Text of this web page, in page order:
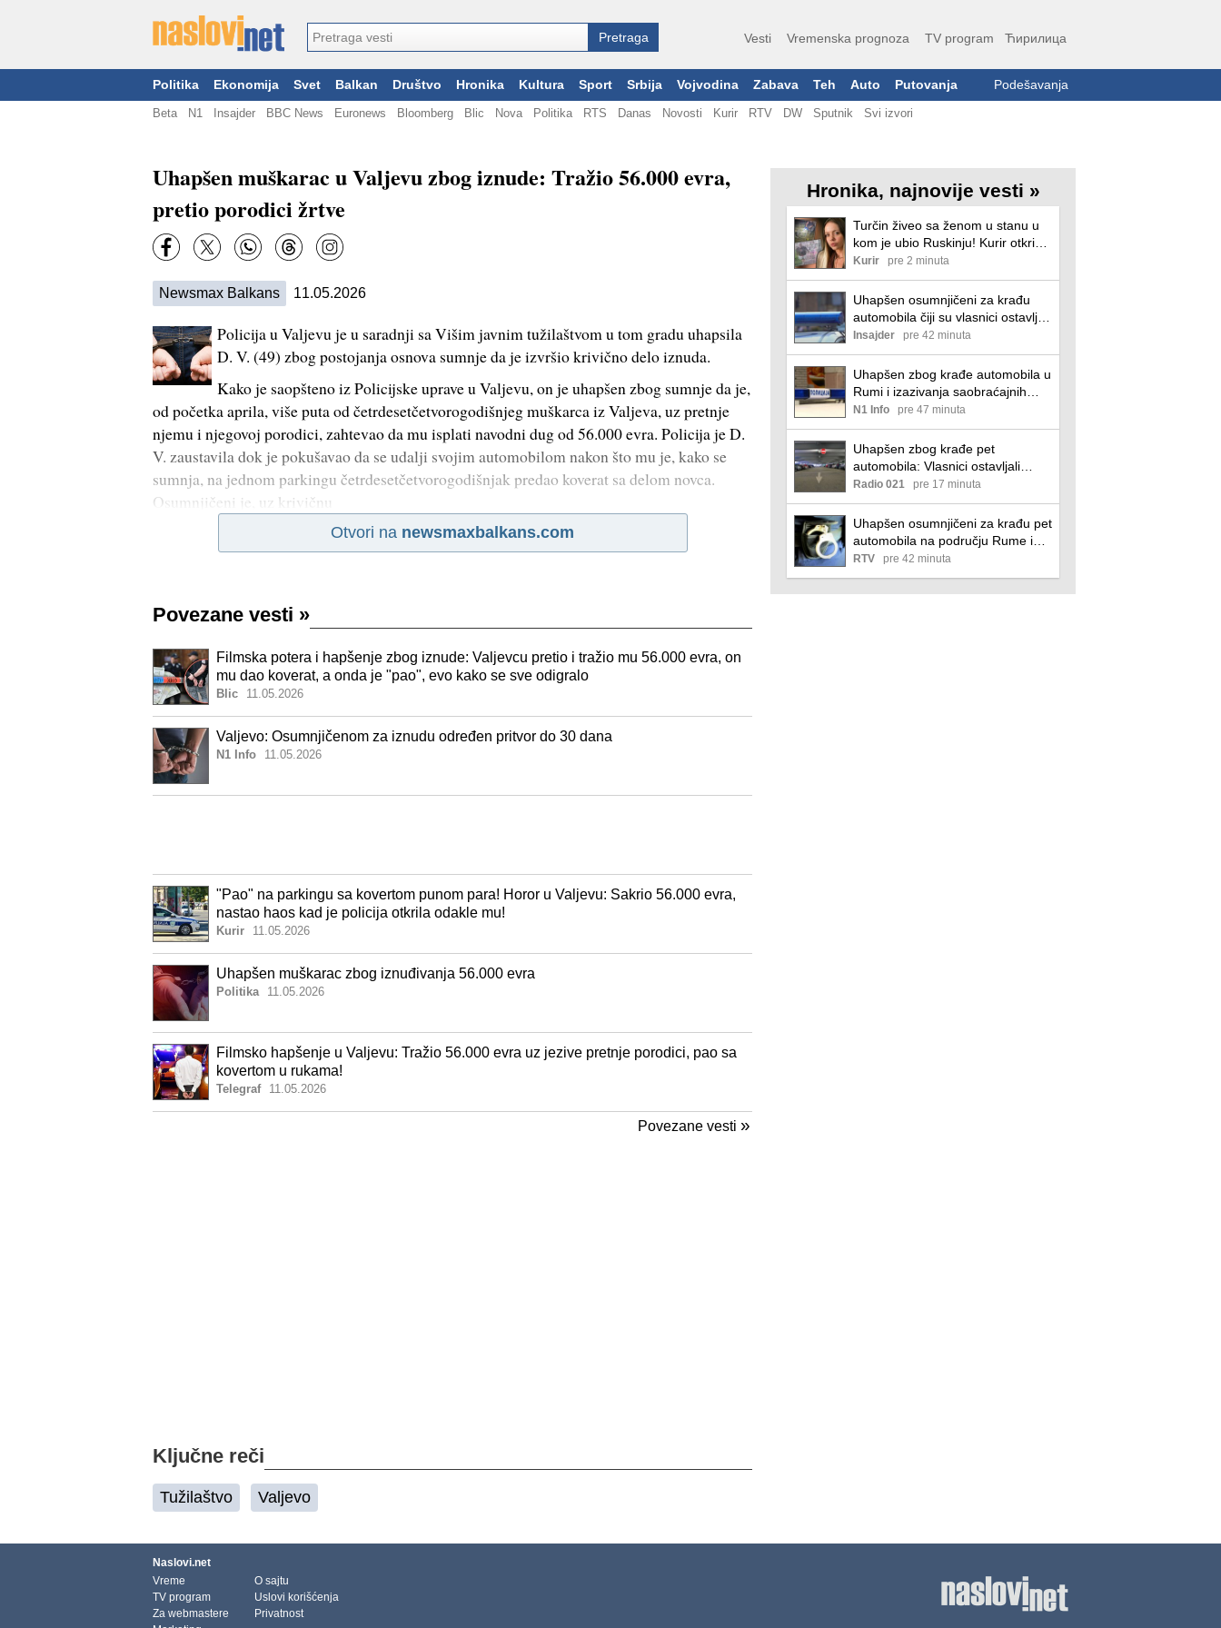
Vesti Vremenska prognoza TV program Ћирилица
Politika Ekonomija Svet Balkan Društvo Hronika Kultura Sport Srbija Vojvodina Zabava Teh Auto Putovanja Podešavanja
Beta N1 Insajder BBC News Euronews Bloomberg Blic Nova Politika RTS Danas Novosti Kurir RTV DW Sputnik Svi izvori
Uhapšen muškarac u Valjevu zbog iznude: Tražio 56.000 evra,
pretio porodici žrtve
Newsmax Balkans 11.05.2026
Policija u Valjevu je u saradnji sa Višim javnim tužilaštvom u tom gradu uhapsila
D. V. (49) zbog postojanja osnova sumnje da je izvršio krivično delo iznuda.
Kako je saopšteno iz Policijske uprave u Valjevu, on je uhapšen zbog sumnje da je,
od početka aprila, više puta od četrdesetčetvorogodišnjeg muškarca iz Valjeva, uz pretnje
njemu i njegovoj porodici, zahtevao da mu isplati navodni dug od 56.000 evra. Policija je D.
V. zaustavila dok je pokušavao da se udalji svojim automobilom nakon što mu je, kako se
sumnja, na jednom parkingu četrdesetčetvorogodišnjak predao koverat sa delom novca.
Osumnjičeni je, uz krivičnu
Otvori na newsmaxbalkans.com
Povezane vesti »
Filmska potera i hapšenje zbog iznude: Valjevcu pretio i tražio mu 56.000 evra, on
mu dao koverat, a onda je "pao", evo kako se sve odigralo
Blic 11.05.2026
Valjevo: Osumnjičenom za iznudu određen pritvor do 30 dana
N1 Info 11.05.2026
"Pao" na parkingu sa kovertom punom para! Horor u Valjevu: Sakrio 56.000 evra,
nastao haos kad je policija otkrila odakle mu!
Kurir 11.05.2026
Uhapšen muškarac zbog iznuđivanja 56.000 evra
Politika 11.05.2026
Filmsko hapšenje u Valjevu: Tražio 56.000 evra uz jezive pretnje porodici, pao sa
kovertom u rukama!
Telegraf 11.05.2026
Povezane vesti »
Ključne reči
Tužilaštvo Valjevo
Hronika, najnovije vesti »
Turčin živeo sa ženom u stanu u
kom je ubio Ruskinju! Kurir otkriva
šta je sve osumnjičeni radio do
hapšenja - hladnokrvno!
Kurir pre 2 minuta
Uhapšen osumnjičeni za krađu
automobila čiji su vlasnici ostavljali
ključeve u kontakt-bravi
Insajder pre 42 minuta
Uhapšen zbog krađe automobila u
Rumi i izazivanja saobraćajnih
nesreća
N1 Info pre 47 minuta
Uhapšen zbog krađe pet
automobila: Vlasnici ostavljali
ključeve u bravama
Radio 021 pre 17 minuta
Uhapšen osumnjičeni za krađu pet
automobila na području Rume i
Stare Pazove
RTV pre 42 minuta
Naslovi.net
Vreme
TV program
Za webmastere
O sajtu
Uslovi korišćenja
Privatnost